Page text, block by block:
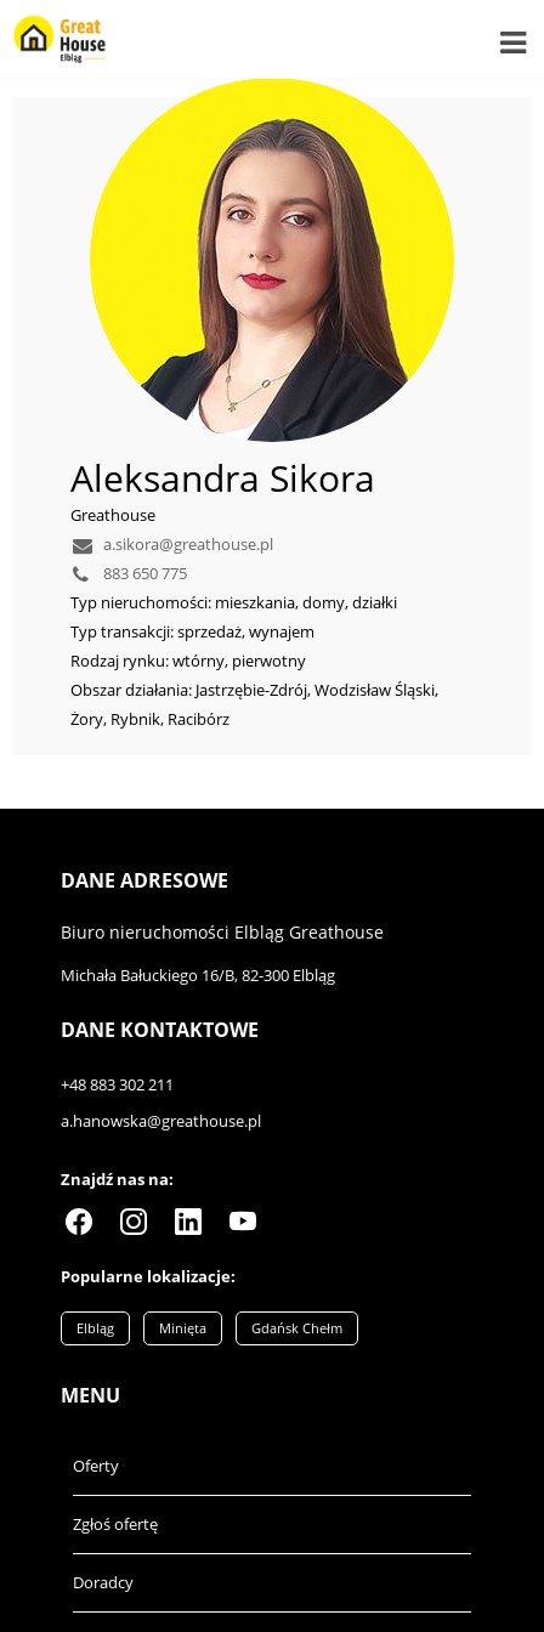
Aleksandra Sikora
Greathouse
a.sikora@greathouse.pl
883 650 775
Typ nieruchomości: mieszkania, domy, działki
Typ transakcji: sprzedaż, wynajem
Rodzaj rynku: wtórny, pierwotny
Obszar działania: Jastrzębie-Zdrój, Wodzisław Śląski,
Żory, Rybnik, Racibórz
DANE ADRESOWE
Biuro nieruchomości Elbląg Greathouse
Michała Bałuckiego 16/B, 82-300 Elbląg
DANE KONTAKTOWE
+48 883 302 211
a.hanowska@greathouse.pl
Znajdź nas na:
Popularne lokalizacje:
Elbląg Minięta Gdańsk Chełm
MENU
Oferty
Zgłoś ofertę
Doradcy